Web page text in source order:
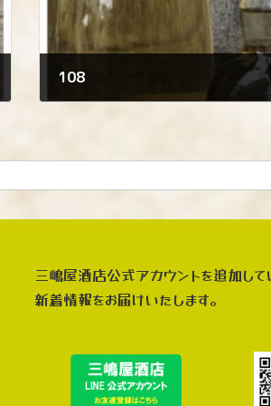
108
三嶋屋酒店公式アカウントを追加して
新着情報をお届けいたします。